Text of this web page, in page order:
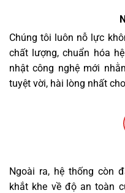
Chúng tôi luôn nỗ lực
chất lượng, chuẩn hóa
nhật công nghệ mới
tuyệt vời, hài lòng nhất
Ngoài ra, hệ thống còn
khắt khe về độ an toàn